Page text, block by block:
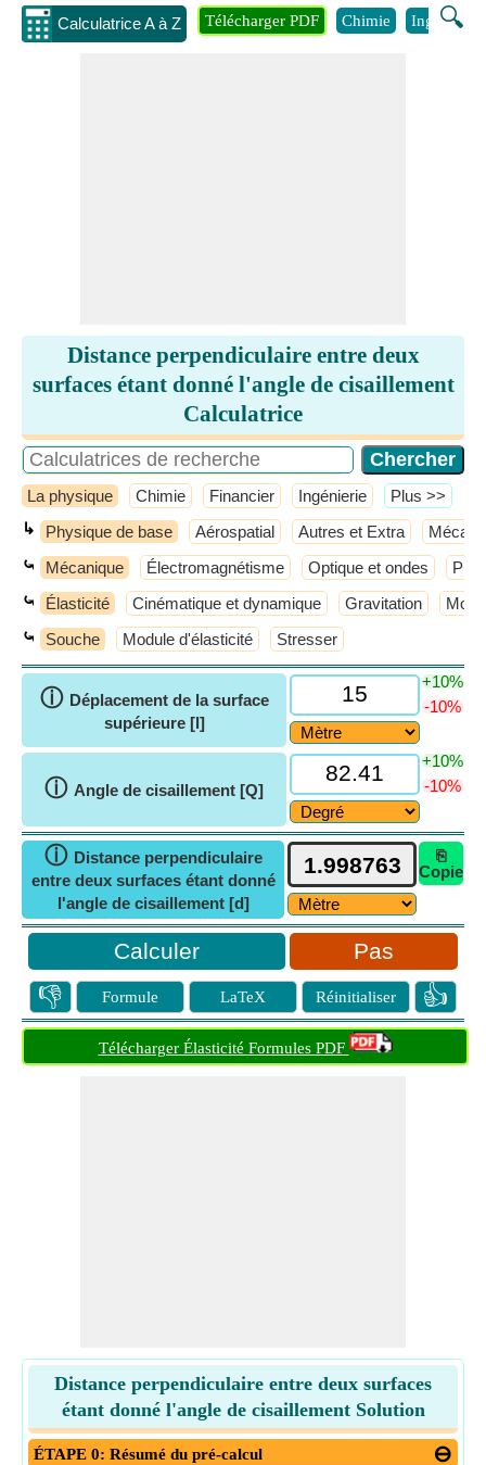
Calculatrice A à Z 🔍
Télécharger PDF Chimie Ingénierie
Distance perpendiculaire entre deux
surfaces étant donné l'angle de cisaillement
Calculatrice
La physique Chimie Financier Ingénierie ​Plus >>
↳ Physique de base Aérospatial Autres et Extra
⤿ Mécanique Électromagnétisme Optique et ondes
⤿ Élasticité Cinématique et dynamique Gravitation
⤿ Souche Module d'élasticité Stresser
ⓘ Déplacement de la surface
supérieure [l]
+10%
-10%
ⓘ Angle de cisaillement [Q]
+10%
-10%
ⓘ Distance perpendiculaire
entre deux surfaces étant donné
l'angle de cisaillement [d]
⎘
Copie
Pas
👎 Formule LaTeX Réinitialiser 👍
Télécharger Élasticité Formules PDF
Distance perpendiculaire entre deux surfaces
étant donné l'angle de cisaillement Solution
ÉTAPE 0: Résumé du pré-calcul